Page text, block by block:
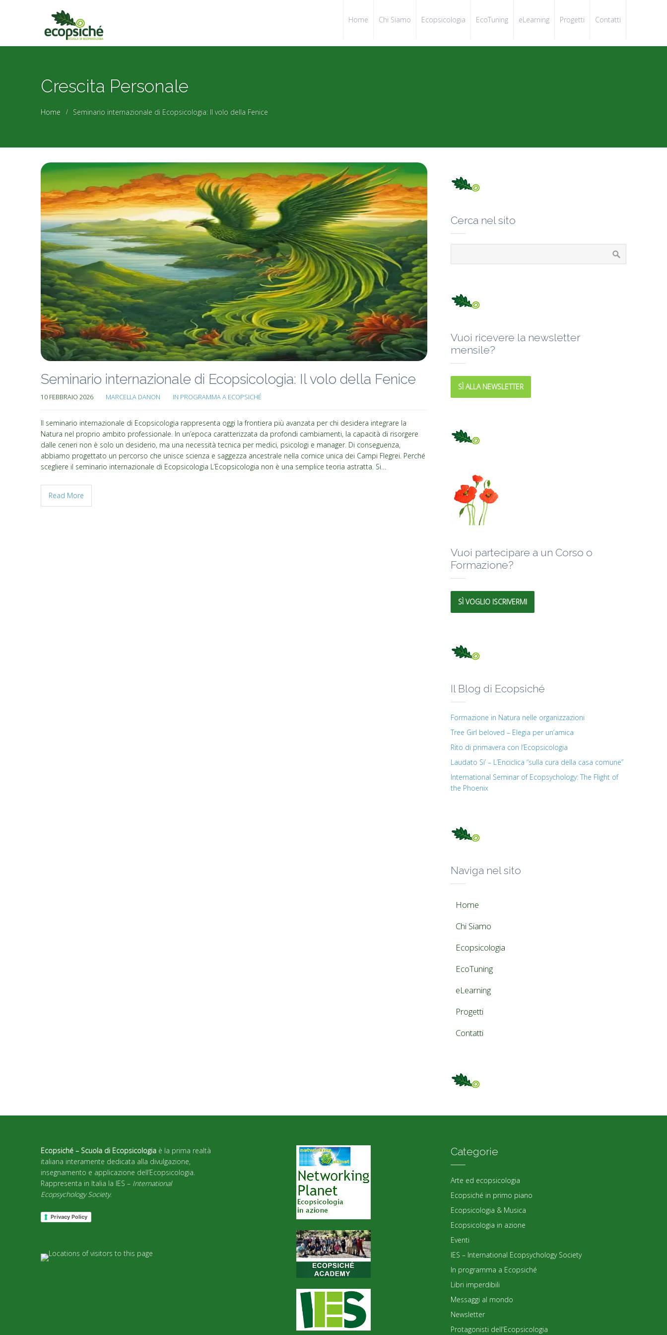
Home Chi Siamo Ecopsicologia EcoTuning eLearning Progetti Contatti
Crescita Personale
Home Seminario internazionale di Ecopsicologia: Il volo della Fenice
Seminario internazionale di Ecopsicologia: Il volo della Fenice
10 FEBBRAIO 2026 MARCELLA DANON IN PROGRAMMA A ECOPSICHÉ
Il seminario internazionale di Ecopsicologia rappresenta oggi la frontiera più avanzata per chi desidera integrare la
Natura nel proprio ambito professionale. In un’epoca caratterizzata da profondi cambiamenti, la capacità di risorgere
dalle ceneri non è solo un desiderio, ma una necessità tecnica per medici, psicologi e manager. Di conseguenza,
abbiamo progettato un percorso che unisce scienza e saggezza ancestrale nella cornice unica dei Campi Flegrei. Perché
scegliere il seminario internazionale di Ecopsicologia L’Ecopsicologia non è una semplice teoria astratta. Si…
Read More
Cerca nel sito
Vuoi ricevere la newsletter
mensile?
SÌ ALLA NEWSLETTER
Vuoi partecipare a un Corso o
Formazione?
SÌ VOGLIO ISCRIVERMI
Il Blog di Ecopsiché
Formazione in Natura nelle organizzazioni
Tree Girl beloved – Elegia per un’amica
Rito di primavera con l’Ecopsicologia
Laudato Si’ – L’Enciclica “sulla cura della casa comune”
International Seminar of Ecopsychology: The Flight of
the Phoenix
Naviga nel sito
Home
Chi Siamo
Ecopsicologia
EcoTuning
eLearning
Progetti
Contatti
Ecopsiché – Scuola di Ecopsicologia è la prima realtà
italiana interamente dedicata alla divulgazione,
insegnamento e applicazione dell’Ecopsicologia.
Rappresenta in Italia la IES – International
Ecopsychology Society.
Privacy Policy
Categorie
Arte ed ecopsicologia
Ecopsiché in primo piano
Ecopsicologia & Musica
Ecopsicologia in azione
Eventi
IES – International Ecopsychology Society
In programma a Ecopsiché
Libri imperdibili
Messaggi al mondo
Newsletter
Protagonisti dell'Ecopsicologia